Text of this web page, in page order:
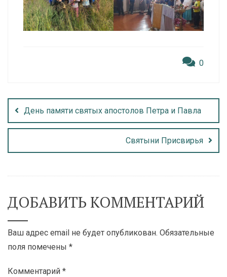
0
День памяти святых апостолов Петра и Павла
Святыни Присвирья
ДОБАВИТЬ КОММЕНТАРИЙ
Ваш адрес email не будет опубликован. Обязательные
поля помечены *
Комментарий *